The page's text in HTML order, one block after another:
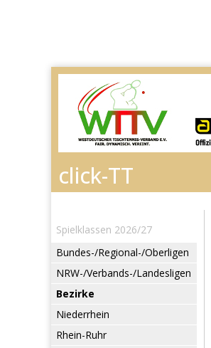
Spielklassen 2026/27
Bundes-/Regional-/Oberligen
NRW-/Verbands-/Landesligen
Bezirke
Niederrhein
Rhein-Ruhr